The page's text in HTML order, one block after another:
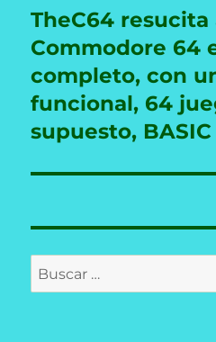
Entrada
siguiente:
TheC64 resucita
Commodore 64
completo, con
funcional, 64
supuesto, BASIC
Buscar
por: